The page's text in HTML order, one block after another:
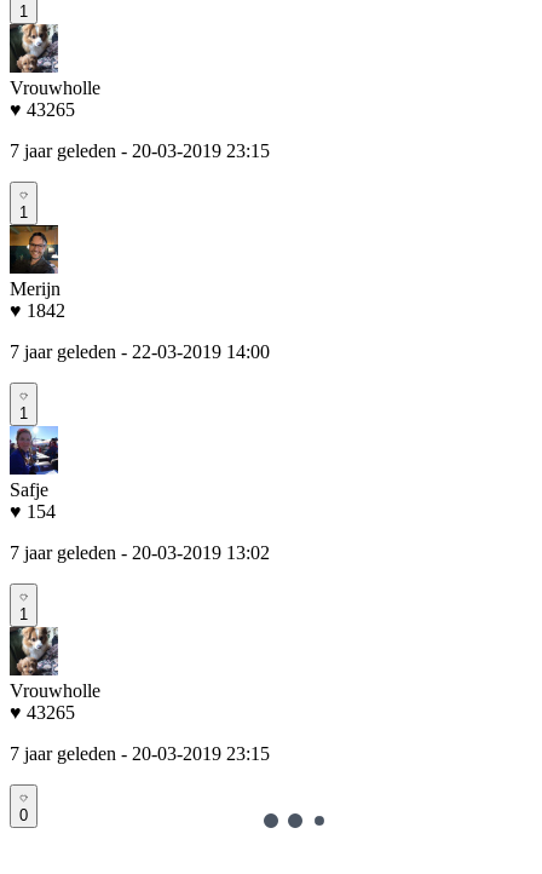
1
Vrouwholle
♥ 43265
7 jaar geleden - 20-03-2019 23:15
1
Merijn
♥ 1842
7 jaar geleden - 22-03-2019 14:00
1
Safje
♥ 154
7 jaar geleden - 20-03-2019 13:02
1
Vrouwholle
♥ 43265
7 jaar geleden - 20-03-2019 23:15
0